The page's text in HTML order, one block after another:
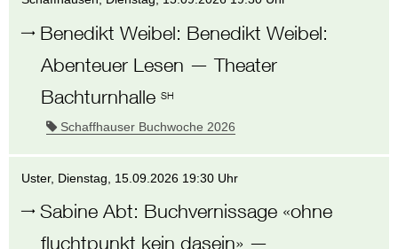
Benedikt Weibel: Benedikt Weibel:
Abenteuer Lesen —Theater
Bachturnhalle SH
Schaffhauser Buchwoche 2026
Uster, Dienstag, 15.09.2026 19:30 Uhr
Sabine Abt: Buchvernissage «ohne
fluchtpunkt kein dasein» —